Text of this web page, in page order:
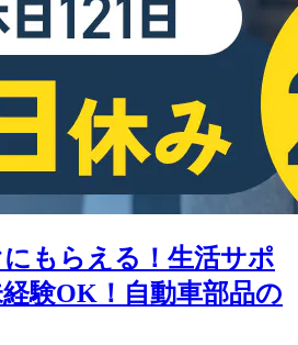
もらえる！生活サポ
験OK！自動車部品の